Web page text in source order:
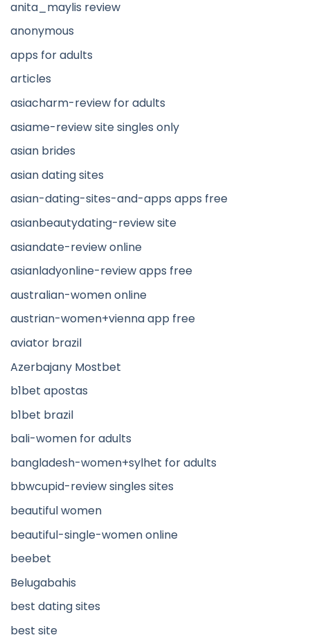
anita_maylis review
anonymous
apps for adults
articles
asiacharm-review for adults
asiame-review site singles only
asian brides
asian dating sites
asian-dating-sites-and-apps apps free
asianbeautydating-review site
asiandate-review online
asianladyonline-review apps free
australian-women online
austrian-women+vienna app free
aviator brazil
Azerbajany Mostbet
b1bet apostas
b1bet brazil
bali-women for adults
bangladesh-women+sylhet for adults
bbwcupid-review singles sites
beautiful women
beautiful-single-women online
beebet
Belugabahis
best dating sites
best site